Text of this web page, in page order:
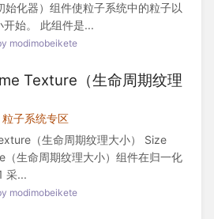
化器）组件使粒子系统中的粒子以
始。 此组件是...
modimobeikete
Texture（生命周期纹理
粒子系统专区
（生命周期纹理大小） Size
生命周期纹理大小）组件在归一化
采...
modimobeikete